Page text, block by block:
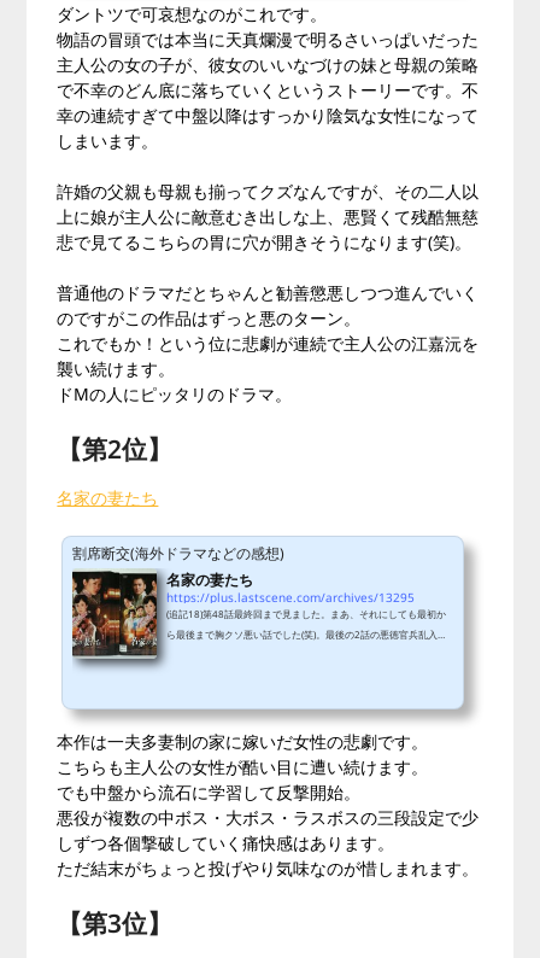
通に美人です。これ左の男性もしかして曹丕と胡亥役をやってた
人かな。さて終わり方自体は予想通りですけど結局悪事が全て露
見した訳でもなく有耶無耶に終わっ...
ダントツで可哀想なのがこれです。
物語の冒頭では本当に天真爛漫で明るさいっぱいだった
主人公の女の子が、彼女のいいなづけの妹と母親の策略
で不幸のどん底に落ちていくというストーリーです。不
幸の連続すぎて中盤以降はすっかり陰気な女性になって
しまいます。
許婚の父親も母親も揃ってクズなんですが、その二人以
上に娘が主人公に敵意むき出しな上、悪賢くて残酷無慈
悲で見てるこちらの胃に穴が開きそうになります(笑)。
普通他のドラマだとちゃんと勧善懲悪しつつ進んでいく
のですがこの作品はずっと悪のターン。
これでもか！という位に悲劇が連続で主人公の江嘉沅を
襲い続けます。
ドMの人にピッタリのドラマ。
【第2位】
名家の妻たち
割席断交(海外ドラマなどの感想)
名家の妻たち
https://plus.lastscene.com/archives/13295
(追記18)第48話最終回まで見ました。まあ、それにしても最初か
ら最後まで胸クソ悪い話でした(笑)。最後の2話の悪徳官兵乱入以
盤のんびりダラダラ、終盤駆け足詰め込み」パターンそのものに
思えます。ラストシーンも意味不明で作った側は綺麗にまとめた
つもりなんでしょうけど、ちっとも感動できません。中盤以降想
像していた勧善懲悪のエンディング...
本作は一夫多妻制の家に嫁いだ女性の悲劇です。
こちらも主人公の女性が酷い目に遭い続けます。
でも中盤から流石に学習して反撃開始。
悪役が複数の中ボス・大ボス・ラスボスの三段設定で少
しずつ各個撃破していく痛快感はあります。
ただ結末がちょっと投げやり気味なのが惜しまれます。
【第3位】